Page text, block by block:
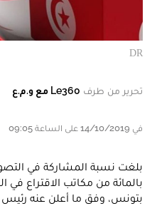
DR
تحرير من طرف Le360 مع و.م.ع
في 14/10/2019 على الساعة 09:05
بالمائة من مكاتب الاقتراع في
بتونس، وفق ما أعلن عنه رئيس